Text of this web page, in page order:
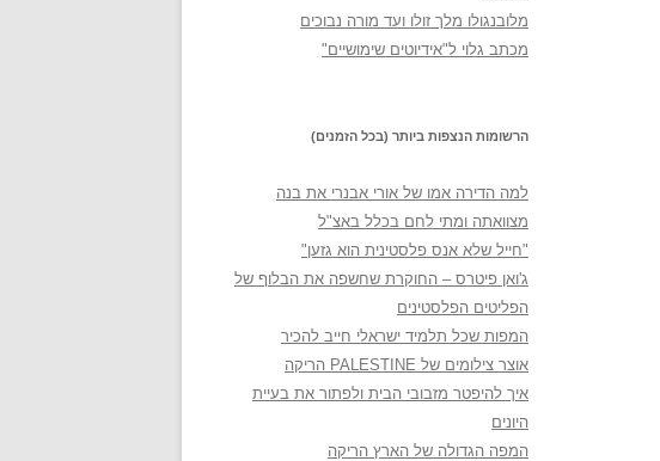
מלובנגולו מלך זולו ועד מורה נבוכים
מכתב גלוי ל"אידיוטים שימושיים"
הרשומות הנצפות ביותר (בכל הזמנים)
למה הדירה אמו של אורי אבנרי את בנה
מצוואתה ומתי לחם בכלל באצ"ל
"חייל שלא אנס פלסטינית הוא גזען"
ג'ואן פיטרס – החוקרת שחשפה את הבלוף של
הפליטים הפלסטינים
המפות שכל תלמיד ישראלי חייב להכיר
אוצר צילומים של PALESTINE הריקה
איך להיפטר מזבובי הבית ולפתור את בעיית
היונים
המפה הגדולה של הארץ הריקה